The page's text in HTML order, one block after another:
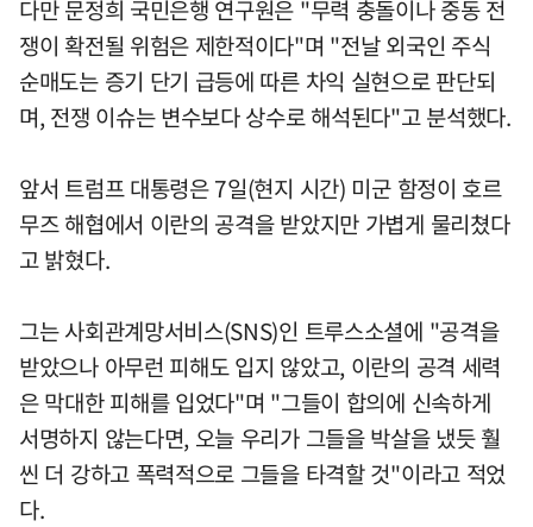
다만 문정희 국민은행 연구원은 "무력 충돌이나 중동 전
쟁이 확전될 위험은 제한적이다"며 "전날 외국인 주식
순매도는 증기 단기 급등에 따른 차익 실현으로 판단되
며, 전쟁 이슈는 변수보다 상수로 해석된다"고 분석했다.
앞서 트럼프 대통령은 7일(현지 시간) 미군 함정이 호르
무즈 해협에서 이란의 공격을 받았지만 가볍게 물리쳤다
고 밝혔다.
그는 사회관계망서비스(SNS)인 트루스소셜에 "공격을
받았으나 아무런 피해도 입지 않았고, 이란의 공격 세력
은 막대한 피해를 입었다"며 "그들이 합의에 신속하게
서명하지 않는다면, 오늘 우리가 그들을 박살을 냈듯 훨
씬 더 강하고 폭력적으로 그들을 타격할 것"이라고 적었
다.